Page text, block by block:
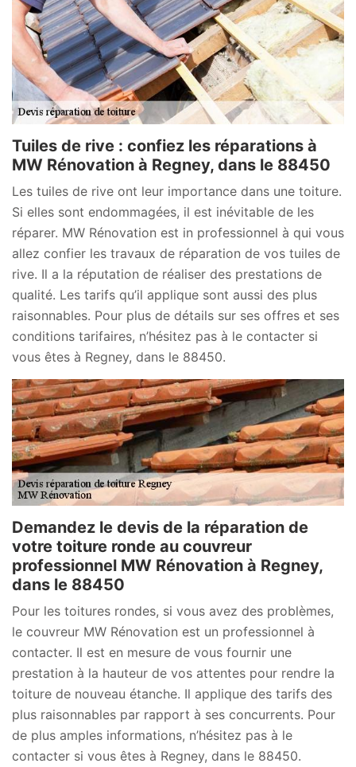
Tuiles de rive : confiez les réparations à
MW Rénovation à Regney, dans le 88450
Les tuiles de rive ont leur importance dans une toiture.
Si elles sont endommagées, il est inévitable de les
réparer. MW Rénovation est in professionnel à qui vous
allez confier les travaux de réparation de vos tuiles de
rive. Il a la réputation de réaliser des prestations de
qualité. Les tarifs qu’il applique sont aussi des plus
raisonnables. Pour plus de détails sur ses offres et ses
conditions tarifaires, n’hésitez pas à le contacter si
vous êtes à Regney, dans le 88450.
Demandez le devis de la réparation de
votre toiture ronde au couvreur
professionnel MW Rénovation à Regney,
dans le 88450
Pour les toitures rondes, si vous avez des problèmes,
le couvreur MW Rénovation est un professionnel à
contacter. Il est en mesure de vous fournir une
prestation à la hauteur de vos attentes pour rendre la
toiture de nouveau étanche. Il applique des tarifs des
plus raisonnables par rapport à ses concurrents. Pour
de plus amples informations, n’hésitez pas à le
contacter si vous êtes à Regney, dans le 88450.